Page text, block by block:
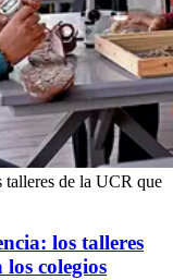
talleres de la UCR que
los talleres
colegios